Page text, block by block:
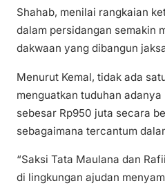
Shahab, menilai rangkaian
dalam persidangan semakin
dakwaan yang dibangun
Menurut Kemal, tidak ada
menguatkan tuduhan
sebesar Rp950 juta secara
sebagaimana tercantum
“Saksi Tata Maulana dan
di lingkungan ajudan